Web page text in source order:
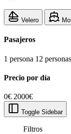
Velero
Pasajeros
1 persona 12 personas
Precio por día
0€ 2000€
Toggle Sidebar
Filtros